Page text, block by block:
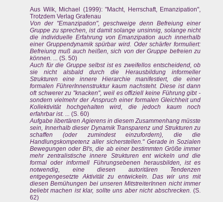
Aus Wilk, Michael (1999): "Macht, Herrschaft, Emanzipation",
Trotzdem Verlag Grafenau
Von der "Emanzipation", geschweige denn Befreiung einer
Gruppe zu sprechen, ist damit solange unsinnig, solange nicht
die individuelle Erfahrung von Emanzipation auch innerhalb
einer Gruppendynamik spürbar wird. Oder schärfer formuliert:
Befreiung muß auch heißen, sich von der Gruppe befreien zu
können. ... (S. 50)
Auch für die Gruppe selbst ist es zweifellos entscheidend, ob
sie nicht alsbald durch die Herausbildung informeller
Strukturen eine innere Hierarchie manifestiert, die einer
formalen FührerInnenstruktur kaum nachsteht. Diese ist dann
oft schwerer zu "knacken", weil es offiziell keine Führung gibt -
sondern vielmehr der Anspruch einer formalen Gleichheit und
Kollektivität hochgehalten wird, die jedoch kaum noch
erfahrbar ist. ... (S. 60)
Aufgabe libertären Agierens in diesem Zusammenhang müsste
sein, Innerhalb dieser Dynamik Transparenz und Strukturen zu
schaffen (oder zumindest einzufordern), die die
Handlungskompetenz aller sicherstellen." Gerade in Sozialen
Bewegungen oder BI's, die ab einer bestimmten Größe immer
mehr zentralistische innere Strukturen ent wickeln und die
formal oder informell Führungsebenen herausbilden, ist es
notwendig, eine diesen autoritären Tendenzen
entgegengesetzte Aktivität zu entwickeln. Das wir uns mit
diesen Bemühungen bei unseren MitstreiterInnen nicht immer
beliebt machen ist klar, sollte uns aber nicht abschrecken. (S.
62)